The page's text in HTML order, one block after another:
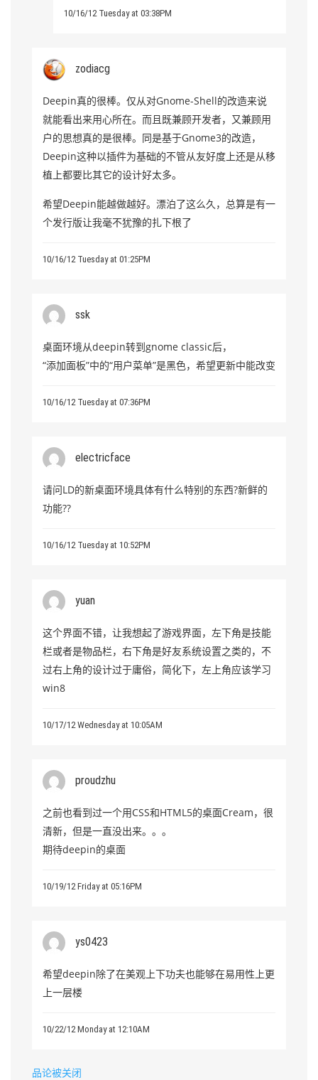
10/16/12 Tuesday at 03:38PM
zodiacg
Deepin真的很棒。仅从对Gnome-Shell的改造来说
就能看出来用心所在。而且既兼顾开发者，又兼顾用
户的思想真的是很棒。同是基于Gnome3的改造，
Deepin这种以插件为基础的不管从友好度上还是从移
植上都要比其它的设计好太多。
希望Deepin能越做越好。漂泊了这么久，总算是有一
个发行版让我毫不犹豫的扎下根了
10/16/12 Tuesday at 01:25PM
ssk
桌面环境从deepin转到gnome classic后，
“添加面板”中的“用户菜单”是黑色，希望更新中能改变
10/16/12 Tuesday at 07:36PM
electricface
请问LD的新桌面环境具体有什么特别的东西?新鲜的
功能??
10/16/12 Tuesday at 10:52PM
yuan
这个界面不错，让我想起了游戏界面，左下角是技能
栏或者是物品栏，右下角是好友系统设置之类的，不
过右上角的设计过于庸俗，简化下，左上角应该学习
win8
10/17/12 Wednesday at 10:05AM
proudzhu
之前也看到过一个用CSS和HTML5的桌面Cream，很
清新，但是一直没出来。。。
期待deepin的桌面
10/19/12 Friday at 05:16PM
ys0423
希望deepin除了在美观上下功夫也能够在易用性上更
上一层楼
10/22/12 Monday at 12:10AM
品论被关闭